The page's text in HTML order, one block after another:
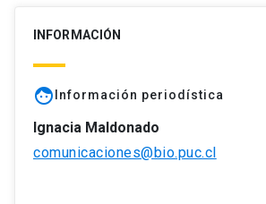
INFORMACIÓN
face Información periodística
Ignacia Maldonado
comunicaciones@bio.puc.cl